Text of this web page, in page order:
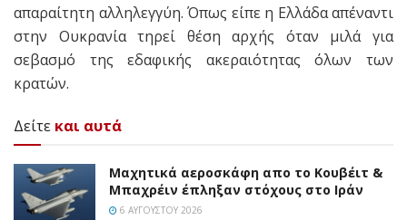
απαραίτητη αλληλεγγύη. Όπως είπε η Ελλάδα απέναντι
στην Ουκρανία τηρεί θέση αρχής όταν μιλά για
σεβασμό της εδαφικής ακεραιότητας όλων των
κρατών.
Δείτε και αυτά
Mαχητικά αεροσκάφη απο το Κουβέιτ &
Μπαχρέιν έπληξαν στόχους στο Ιράν
6 ΑΥΓΟΎΣΤΟΥ 2026